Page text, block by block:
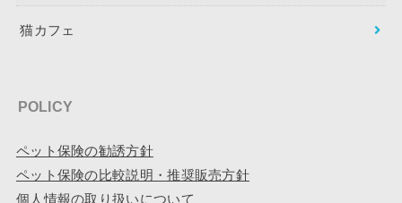
猫カフェ
POLICY
ペット保険の勧誘方針
ペット保険の比較説明・推奨販売方針
個人情報の取り扱いについて